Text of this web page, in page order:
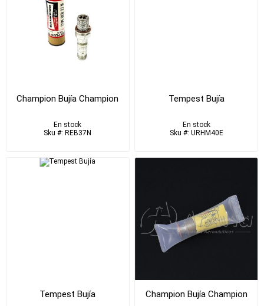
Champion Bujía Champion
En stock
Sku #: REB37N
Tempest Bujía
En stock
Sku #: URHM40E
Tempest Bujía Champion Bujía Champion